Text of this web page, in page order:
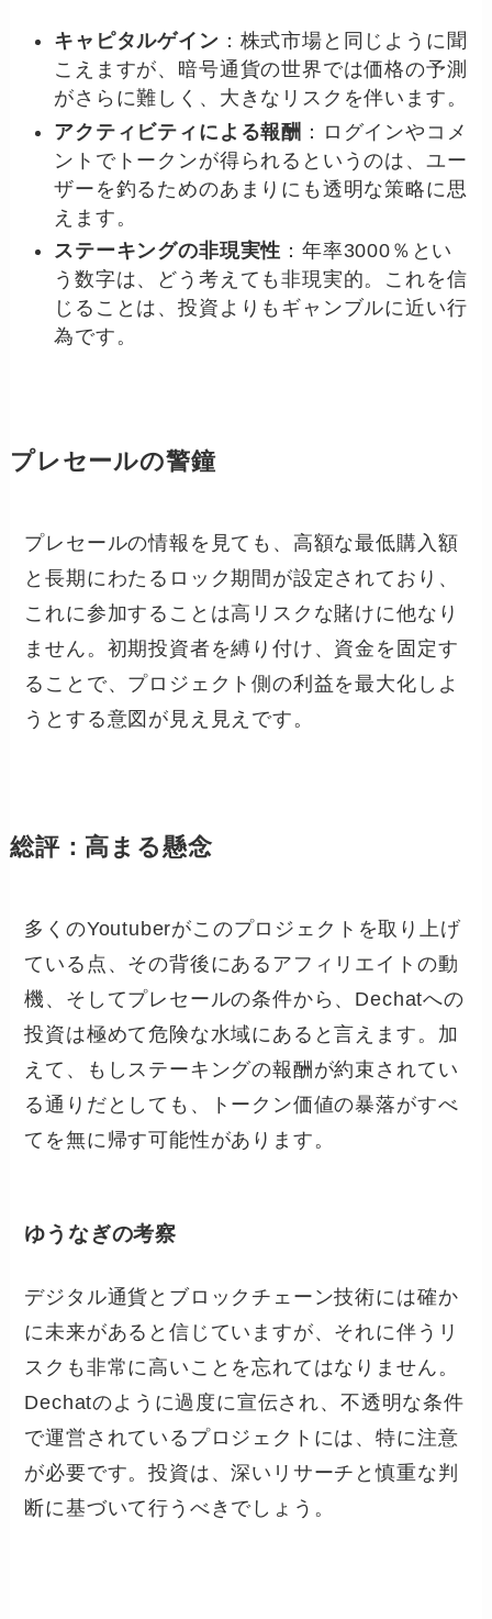
キャピタルゲイン ：株式市場と同じように聞
こえますが、暗号通貨の世界では価格の予測
がさらに難しく、大きなリスクを伴います。
アクティビティによる報酬 ：ログインやコメ
ントでトークンが得られるというのは、ユー
ザーを釣るためのあまりにも透明な策略に思
えます。
ステーキングの非現実性 ：年率3000％とい
う数字は、どう考えても非現実的。これを信
じることは、投資よりもギャンブルに近い行
為です。
プレセールの警鐘
プレセールの情報を見ても、高額な最低購入額
と長期にわたるロック期間が設定されており、
これに参加することは高リスクな賭けに他なり
ません。初期投資者を縛り付け、資金を固定す
ることで、プロジェクト側の利益を最大化しよ
うとする意図が見え見えです。
総評：高まる懸念
多くのYoutuberがこのプロジェクトを取り上げ
ている点、その背後にあるアフィリエイトの動
機、そしてプレセールの条件から、Dechatへの
投資は極めて危険な水域にあると言えます。加
えて、もしステーキングの報酬が約束されてい
る通りだとしても、トークン価値の暴落がすべ
てを無に帰す可能性があります。
ゆうなぎの考察
デジタル通貨とブロックチェーン技術には確か
に未来があると信じていますが、それに伴うリ
スクも非常に高いことを忘れてはなりません。
Dechatのように過度に宣伝され、不透明な条件
で運営されているプロジェクトには、特に注意
が必要です。投資は、深いリサーチと慎重な判
断に基づいて行うべきでしょう。